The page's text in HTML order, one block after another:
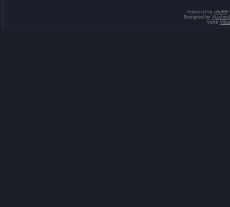
Powered by phpBB
Designed by
Vertė